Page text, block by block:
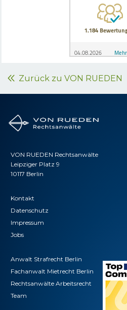
Zurück zu VON RUEDEN
VON RUEDEN Rechtsanwälte
Leipziger Platz 9
10117 Berlin
Kontakt
Datenschutz
Impressum
Jobs
Anwalt Strafrecht Berlin
Fachanwalt Mietrecht Berlin
Rechtsanwälte Arbeitsrecht
Team